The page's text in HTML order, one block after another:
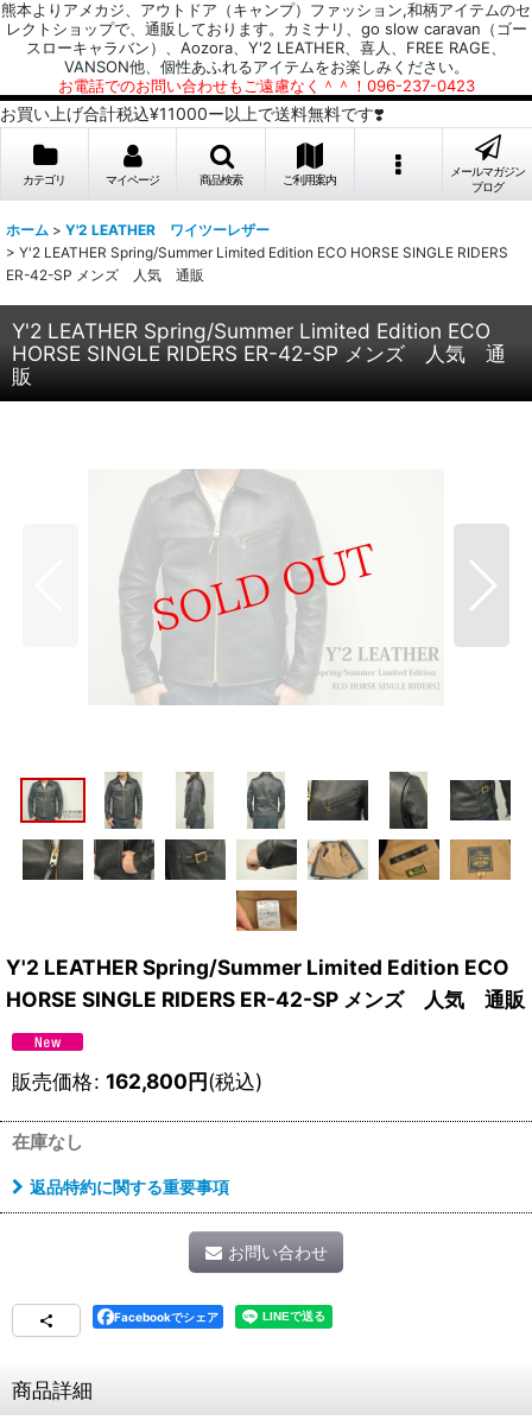
熊本よりアメカジ、アウトドア（キャンプ）ファッション,和柄アイテムのセ
レクトショップで、通販しております。カミナリ、go slow caravan（ゴー
スローキャラバン）、Aozora、Y'2 LEATHER、喜人、FREE RAGE、
VANSON他、個性あふれるアイテムをお楽しみください。
お電話でのお問い合わせもご遠慮なく＾＾！096-237-0423
お買い上げ合計税込¥11000ー以上で送料無料です❣️
カテゴリ マイページ 商品検索 ご利用案内
メールマガジン
ブログ
ホーム > Y'2 LEATHER ワイツーレザー
> Y'2 LEATHER Spring/Summer Limited Edition ECO HORSE SINGLE RIDERS
ER-42-SP メンズ 人気 通販
Y'2 LEATHER Spring/Summer Limited Edition ECO
HORSE SINGLE RIDERS ER-42-SP メンズ 人気 通
販
Y'2 LEATHER Spring/Summer Limited Edition ECO
HORSE SINGLE RIDERS ER-42-SP メンズ 人気 通販
販売価格: 162,800円(税込)
在庫なし
返品特約に関する重要事項
お問い合わせ
Facebookでシェア
商品詳細